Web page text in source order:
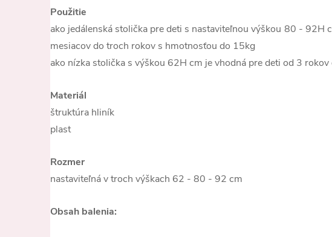
Použitie
ako jedálenská stolička pre deti s nastaviteľnou výškou 80 - 92H
mesiacov do troch rokov s hmotnosťou do 15kg
ako nízka stolička s výškou 62H cm je vhodná pre deti od 3 rokov
Materiál
štruktúra hliník
plast
Rozmer
nastaviteľná v troch výškach 62 - 80 - 92 cm
Obsah balenia: